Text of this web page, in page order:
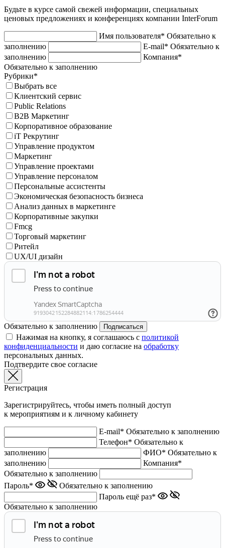
Будьте в курсе самой свежей информации, специальных
ценовых предложениях и конференциях компании InterForum
Имя пользователя* Обязательно к
заполнению
E-mail* Обязательно к
заполнению
Компания*
Обязательно к заполнению
Рубрики*
Выбрать все
Клиентский сервис
Public Relations
B2B Маркетинг
Корпоративное образование
iT Рекрутинг
Управление продуктом
Маркетинг
Управление проектами
Управление персоналом
Персональные ассистенты
Экономическая безопасность бизнеса
Анализ данных в маркетинге
Корпоративные закупки
Fmcg
Торговый маркетинг
Ритейл
UX/UI дизайн
Обязательно к заполнению Подписаться
Нажимая на кнопку, я соглашаюсь с политикой
конфиденциальности и даю согласие на обработку
персональных данных.
Подтвердите свое согласие
Регистрация
Зарегистрируйтесь, чтобы иметь полный доступ
к мероприятиям и к личному кабинету
E-mail* Обязательно к заполнению
Телефон* Обязательно к
заполнению
ФИО* Обязательно к
заполнению
Компания*
Обязательно к заполнению
Пароль*
Обязательно к заполнению
Пароль ещё раз*
Обязательно к заполнению